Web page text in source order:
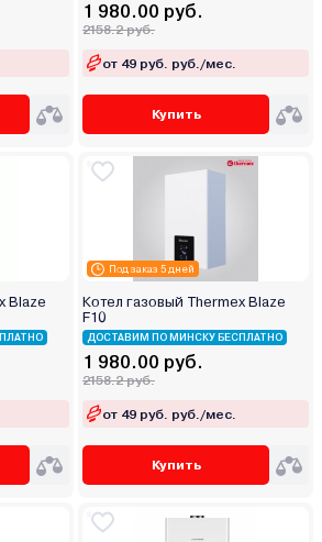
1 980.00 руб.
2158.2 руб.
от 49 руб. руб./мес.
Купить
Blaze
Под заказ 5 дней
Котел газовый Thermex Blaze
F10
ДОСТАВИМ ПО МИНСКУ БЕСПЛАТНО
1 980.00 руб.
2158.2 руб.
от 49 руб. руб./мес.
Купить